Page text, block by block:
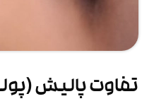
تفاوت پالیش